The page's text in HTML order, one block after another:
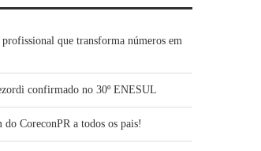
que transforma números em
confirmado no 30º ENESUL
do CoreconPR a todos os pais!